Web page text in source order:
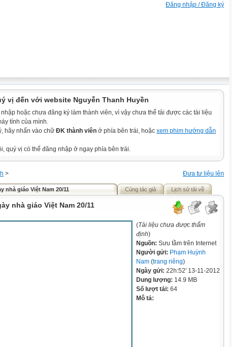
Đăng nhập / Đăng ký
vị đến với website Nguyễn Thanh Huyền
hoặc chưa đăng ký làm thành viên, vì vậy chưa thể tải được các tài liệu
tính của mình.
hãy nhấn vào chữ ĐK thành viên ở phía bên trái, hoặc xem phim hướng dẫn
quý vị có thể đăng nhập ở ngay phía bên trái.
Đưa tư liệu lên
>
nhà giáo Việt Nam 20/11 Cùng tác giả Lịch sử tải về
nhà giáo Việt Nam 20/11
(Tài liệu chưa được thẩm
định)
Nguồn: Sưu tầm trên Internet
Người gửi: Phạm Huỳnh
Nam (trang riêng)
Ngày gửi: 22h:52' 13-11-2012
Dung lượng: 14.9 MB
Số lượt tải: 64
Mô tả: